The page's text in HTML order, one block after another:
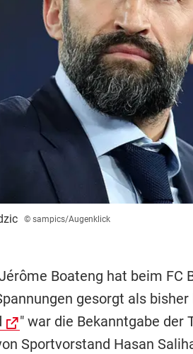
© sampics/Augenklick
Boateng hat beim FC
gesorgt als bisher
" war die Bekanntgabe der
Sportvorstand Hasan